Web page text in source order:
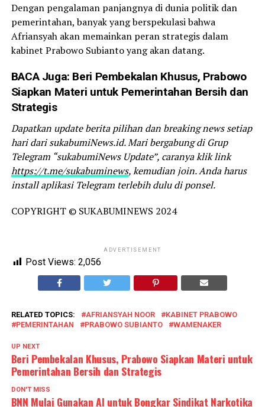
Dengan pengalaman panjangnya di dunia politik dan
pemerintahan, banyak yang berspekulasi bahwa
Afriansyah akan memainkan peran strategis dalam
kabinet Prabowo Subianto yang akan datang.
BACA Juga: Beri Pembekalan Khusus, Prabowo
Siapkan Materi untuk Pemerintahan Bersih dan
Strategis
Dapatkan update berita pilihan dan breaking news setiap
hari dari sukabumiNews.id. Mari bergabung di Grup
Telegram “sukabumiNews Update”, caranya klik link
https://t.me/sukabuminews, kemudian join. Anda harus
install aplikasi Telegram terlebih dulu di ponsel.
COPYRIGHT © SUKABUMINEWS 2024
ADVERTISEMENT
Post Views: 2,056
RELATED TOPICS: AFRIANSYAH NOOR
KABINET PRABOWO
PEMERINTAHAN
PRABOWO SUBIANTO WAMENAKER
UP NEXT
Beri Pembekalan Khusus, Prabowo Siapkan Materi untuk
Pemerintahan Bersih dan Strategis
DON'T MISS
BNN Mulai Gunakan AI untuk Bongkar Sindikat Narkotika